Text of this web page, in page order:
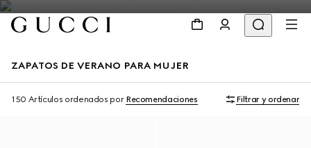
ZAPATOS DE VERANO PARA MUJER
150 Artículos ordenados por Recomendaciones Filtrar y ordenar